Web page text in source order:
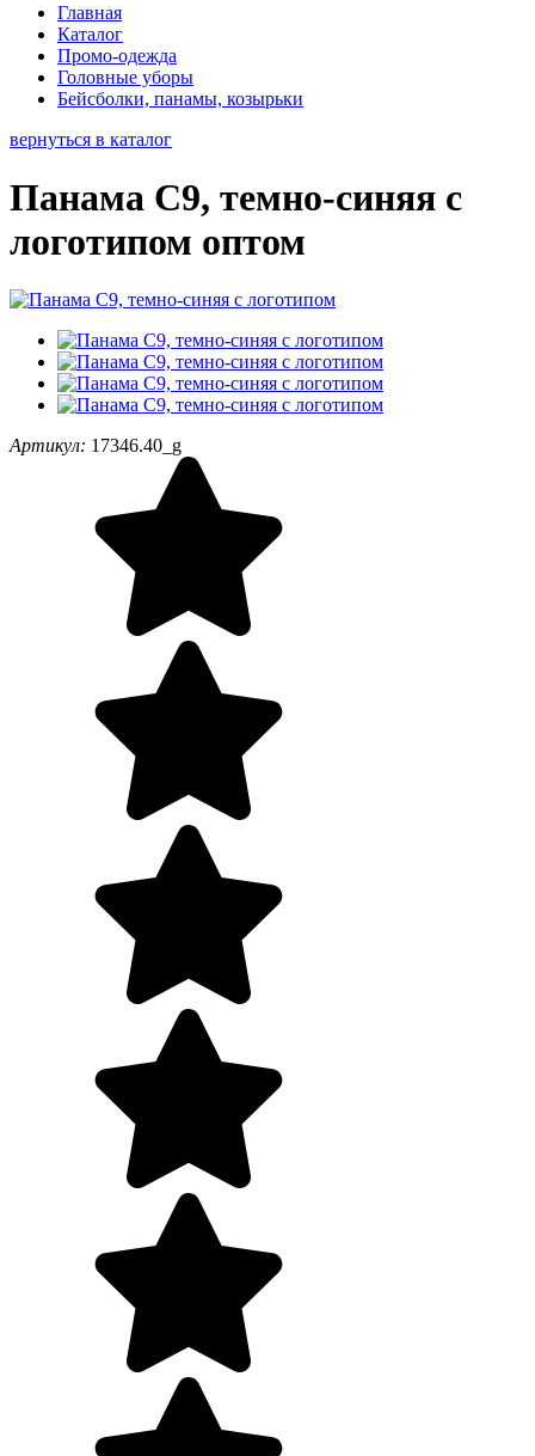
Главная
Каталог
Промо-одежда
Головные уборы
Бейсболки, панамы, козырьки
вернуться в каталог
Панама C9, темно-синяя с
логотипом оптом
Артикул: 17346.40_g